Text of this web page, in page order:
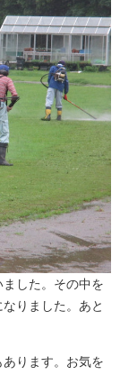
した。その中を
りました。あと
ります。お気を